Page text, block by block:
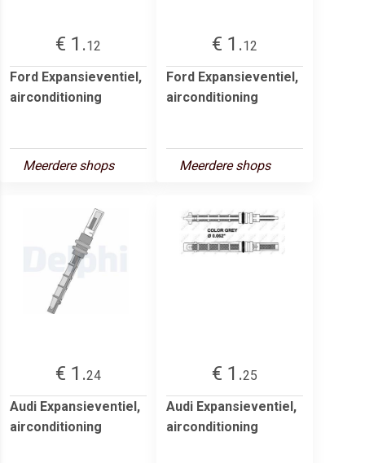
€ 1.12
Ford Expansieventiel,
airconditioning
Meerdere shops
€ 1.12
Ford Expansieventiel,
airconditioning
Meerdere shops
€ 1.24
Audi Expansieventiel,
airconditioning
€ 1.25
Audi Expansieventiel,
airconditioning